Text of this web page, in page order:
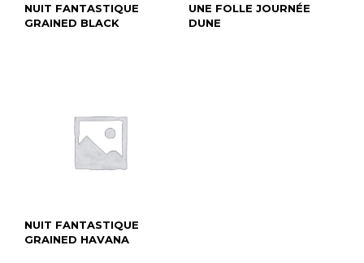
NUIT FANTASTIQUE
GRAINED BLACK
UNE FOLLE JOURNÉE
DUNE
NUIT FANTASTIQUE
GRAINED HAVANA